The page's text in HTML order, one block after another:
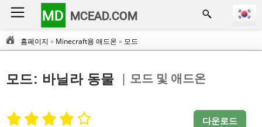
MD MCEAD.COM
홈페이지 » Minecraft용 애드온 » 모드
모드: 바닐라 동물 | 모드 및 애드온
다운로드